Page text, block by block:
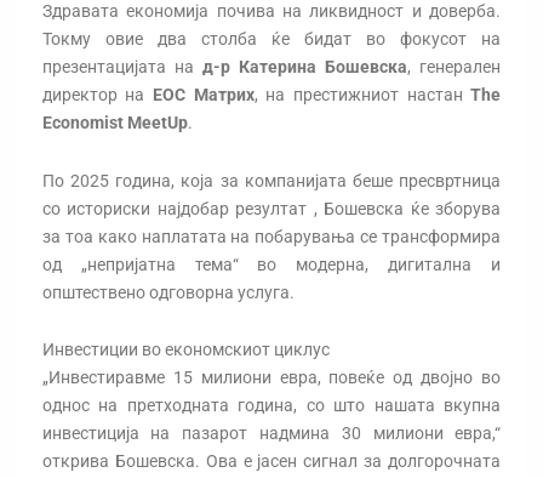
Здравата економија почива на ликвидност и доверба.
Токму овие два столба ќе бидат во фокусот на
презентацијата на д-р Катерина Бошевска, генерален
директор на ЕОС Матрих, на престижниот настанThe
Economist MeetUp.
По 2025 година, која за компанијата беше пресвртница
со историски најдобар резултат , Бошевска ќе зборува
за тоа како наплатата на побарувања се трансформира
од „непријатна тема“ во модерна, дигитална и
општествено одговорна услуга.
Инвестиции во економскиот циклус
„Инвестиравме 15 милиони евра, повеќе од двојно во
однос на претходната година, со што нашата вкупна
инвестиција на пазарот надмина 30 милиони евра,“
открива Бошевска. Ова е јасен сигнал за долгорочната